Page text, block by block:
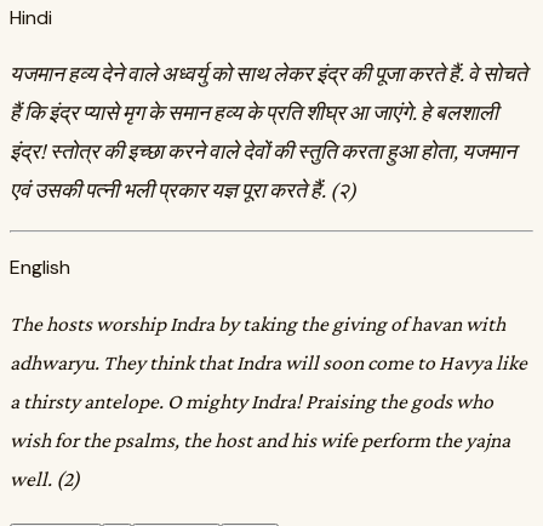
Hindi
यजमान हव्य देने वाले अध्वर्यु को साथ लेकर इंद्र की पूजा करते हैं. वे सोचते
हैं कि इंद्र प्यासे मृग के समान हव्य के प्रति शीघ्र आ जाएंगे. हे बलशाली
इंद्र! स्तोत्र की इच्छा करने वाले देवों की स्तुति करता हुआ होता, यजमान
एवं उसकी पत्नी भली प्रकार यज्ञ पूरा करते हैं. (२)
English
The hosts worship Indra by taking the giving of havan with
adhwaryu. They think that Indra will soon come to Havya like
a thirsty antelope. O mighty Indra! Praising the gods who
wish for the psalms, the host and his wife perform the yajna
well. (2)